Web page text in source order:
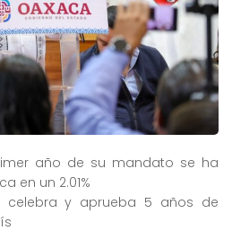
año de su mandato se ha
en un 2.01%
celebra y aprueba 5 años de